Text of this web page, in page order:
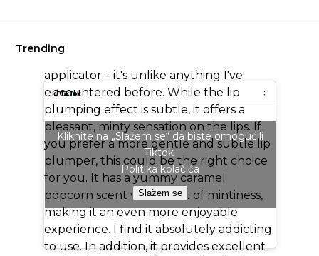
Trending
Unleashia 🍿🍯 Isn't the packaging so
cute?! I adore the chunky silicone
applicator – it's unlike anything I've
encountered before. While the lip
plumping effect is subtle, it offers a
pleasant, minty sensation on the lips. If
you prefer a more gentle and subtle lip
plumper, this could be the right choice
for you. It has a yummy caramel
popcorn scent with a hint of mintiness,
making it an even more enjoyable
experience. I find it absolutely addicting
to use. In addition, it provides excellent
Kliknite na „Slažem se“ da biste omogućili
Tiktok
Politika kolačića
Slažem se